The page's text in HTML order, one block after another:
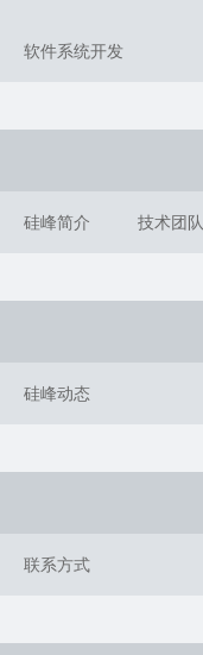
软件系统开发
硅峰简介 技术团队
硅峰动态
联系方式